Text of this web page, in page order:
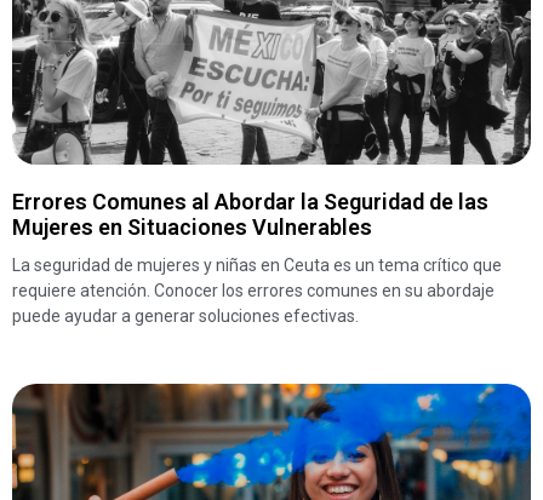
Errores Comunes al Abordar la Seguridad de las
Mujeres en Situaciones Vulnerables
La seguridad de mujeres y niñas en Ceuta es un tema crítico que
requiere atención. Conocer los errores comunes en su abordaje
puede ayudar a generar soluciones efectivas.